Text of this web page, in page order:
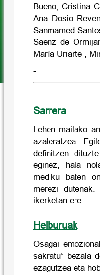
Bueno, Cristina
Ana Dosio
Sanmamed
Saenz de
María Uriarte ,
-
Sarrera
Lehen mailako
azaleratzea.
definitzen
eginez, hala
mediku baten
merezi
ikerketan ere.
Helburuak
Osagai
sakratu” bezala
ezagutzea eta